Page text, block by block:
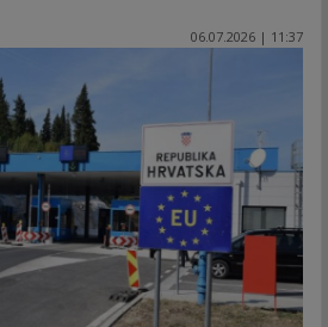
06.07.2026 | 11:37